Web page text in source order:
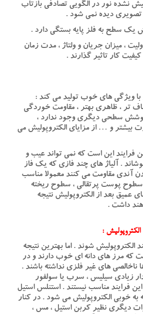
نشده نور در الگویی تصادفی بازتاب
تصویری دیده نمی شود .
یک سطح به فلز پایه بستگی دارد .
، میزان جریان و ولتاژ ، مدت زمان
کار تاثیر گذارند .
با ویژگی های خوب تولید می کند :
تر ، ظاهری بهتر ، مقاومت خوردگی
سطحی دیگری وجود ندارد ،
بیشتر و … از مزایای الکتروپولیش می
فرایند این است که نمی تواند عیب و
. آلیاژ های چند فازی که یک فاز
آندی مقاومت می کنند معمولا مناسب
. سطوح پوست پرتقالی ، سطوح ریخته
عمیق بعد از الکتروپولیش نتیجه
داشت .
:
الکتروپولیش شوند . اما بهترین نتیجه
که مرز های دانه ای خوب دارند و در
های غیر فلزی نداشته باشند .
زیادی سیلیس ، سرب یا سولفور
فرایند مناسب نیستند . استنلس استیل
خوبی الکتروپولیش می شود . در کنار
دیگری نظیر کربن استیل ، مس ،